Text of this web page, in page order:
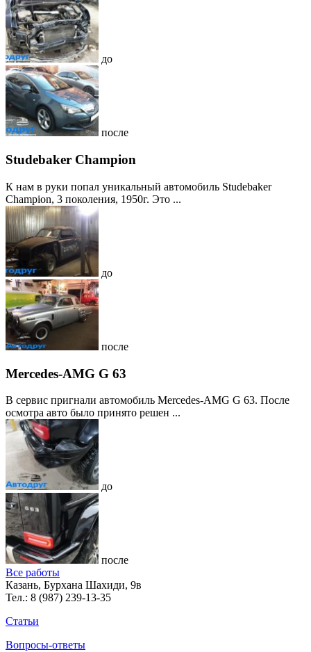
до
после
Studebaker Champion
К нам в руки попал уникальный автомобиль Studebaker
Champion, 3 поколения, 1950г. Это ...
до
после
Mercedes-AMG G 63
В сервис пригнали автомобиль Mercedes-AMG G 63. После
осмотра авто было принято решен ...
до
после
Все работы
Казань, Бурхана Шахиди, 9в
Тел.: 8 (987) 239-13-35
Статьи
Вопросы-ответы